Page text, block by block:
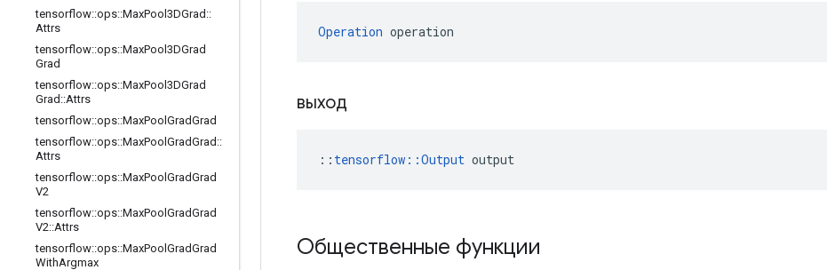
tensorflow::ops::MaxPool3DGrad ::
Attrs
tensorflow::ops::MaxPool3DGrad
Grad
tensorflow::ops::MaxPool3DGrad
Grad ::Attrs
tensorflow::ops::MaxPool GradGrad
tensorflow::ops::MaxPool GradGrad ::
Attrs
tensorflow::ops::MaxPool GradGrad
V2
tensorflow::ops::MaxPool GradGrad
V2::Attrs
tensorflow::ops::MaxPool GradGrad
WithArgmax
Operation operation
выход
:: tensorflow::Output output
Общественные функции